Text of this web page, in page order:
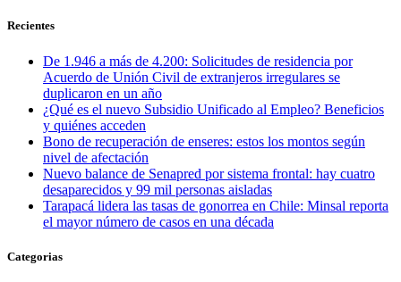
Recientes
De 1.946 a más de 4.200: Solicitudes de residencia por
Acuerdo de Unión Civil de extranjeros irregulares se
duplicaron en un año
¿Qué es el nuevo Subsidio Unificado al Empleo? Beneficios
y quiénes acceden
Bono de recuperación de enseres: estos los montos según
nivel de afectación
Nuevo balance de Senapred por sistema frontal: hay cuatro
desaparecidos y 99 mil personas aisladas
Tarapacá lidera las tasas de gonorrea en Chile: Minsal reporta
el mayor número de casos en una década
Categorias